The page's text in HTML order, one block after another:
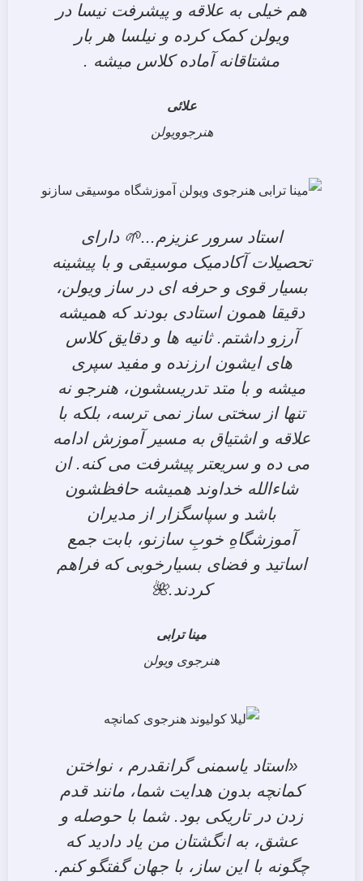
هم خیلی به علاقه و پیشرفت نیسا در
ویولن کمک کرده و نیلسا هر بار
مشتاقانه آماده کلاس میشه .
علائی
هنرجوویولن
استاد سرور عزیزم...🌱 دارای
تحصیلات آکادمیک موسیقی و با پیشینه
بسیار قوی و حرفه ای در ساز ویولن،
دقیقا همون استادی بودند که همیشه
آرزو داشتم. ثانیه ها و دقایق کلاس
های ایشون ارزنده و مفید سپری
میشه و با متد تدریسشون، هنرجو نه
تنها از سختی ساز نمی ترسه، بلکه با
علاقه و اشتیاق به مسیر آموزش ادامه
می ده و سریعتر پیشرفت می کنه. ان
شاءالله خداوند همیشه حافظشون
باشد و سپاسگزار از مدیران
آموزشگاهِ خوبِ سازنو، بابت جمع
اساتید و فضای بسیارخوبی که فراهم
کردند.🌺
مینا ترابی
هنرجوی ویولن
«استاد یاسمنی گرانقدرم ، نواختن
کمانچه بدون هدایت شما، مانند قدم
زدن در تاریکی بود. شما با حوصله و
عشق، به انگشتان من یاد دادید که
چگونه با این ساز، با جهان گفتگو کنم.